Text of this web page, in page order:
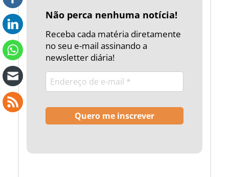
Não perca nenhuma notícia!
Receba cada matéria diretamente
no seu e-mail assinando a
newsletter diária!